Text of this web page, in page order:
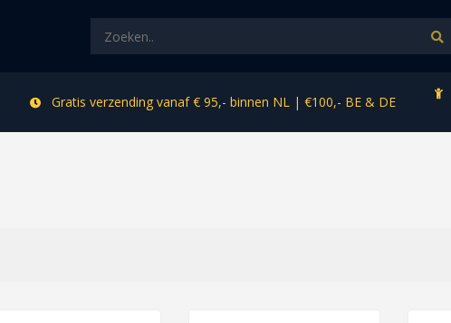
Gratis verzending vanaf € 95,- binnen NL | €100,- BE & DE